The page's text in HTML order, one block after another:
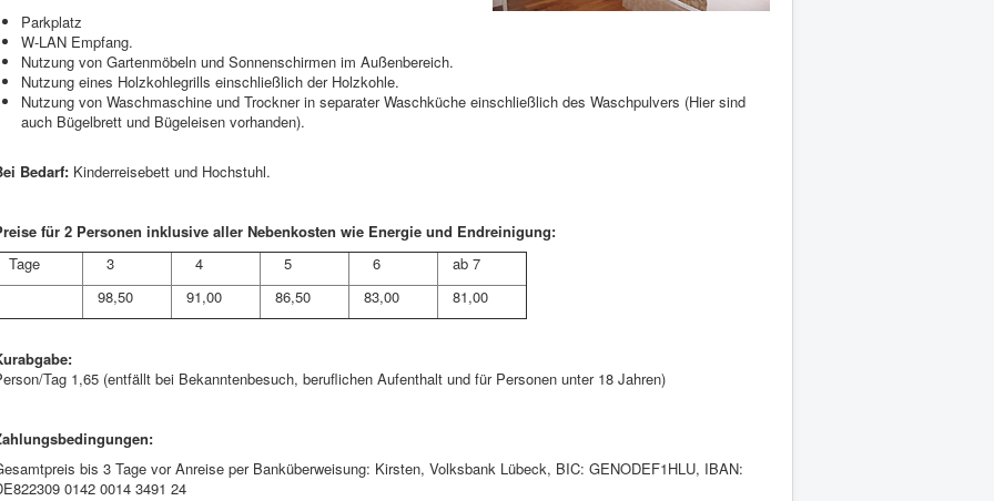
Parkplatz
W-LAN Empfang.
Nutzung von Gartenmöbeln und Sonnenschirmen im Außenbereich.
Nutzung eines Holzkohlegrills einschließlich der Holzkohle.
Nutzung von Waschmaschine und Trockner in separater Waschküche einschließlich des Waschpulvers (Hier sind
auch Bügelbrett und Bügeleisen vorhanden).
Bedarf: Kinderreisebett und Hochstuhl.
für 2 Personen inklusive aller Nebenkosten wie Energie und Endreinigung:
3 4 5 6
ab 7
98,50
91,00 86,50 83,00 81,00
Tag 1,65 (entfällt bei Bekanntenbesuch, beruflichen Aufenthalt und für Personen unter 18 Jahren)
bis 3 Tage vor Anreise per Banküberweisung: Kirsten, Volksbank Lübeck, BIC: GENODEF1HLU, IBAN:
0142 0014 3491 24